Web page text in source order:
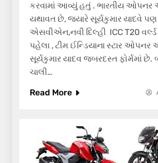
કરવામાં આવ્યું હતું . ભારતીય ઓપનર
યથાવત છે, જ્યારે સૂર્યકુમાર યાદવે
એસવીએન,નવી દિલ્હી ICC T20
પહેલા , ટીમ ઈન્ડિયાના સ્ટાર
સૂર્યકુમાર યાદવ જબરદસ્ત ફોર્મમાં
ચાલી…
Read More